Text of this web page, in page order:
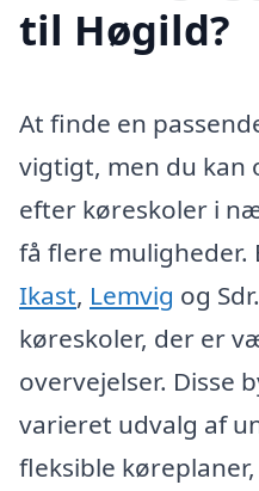
til Høgild?
At finde en
vigtigt, men du kan
efter køreskoler i
få flere muligheder.
Ikast, Lemvig og
køreskoler, der er
overvejelser. Disse
varieret udvalg af
fleksible